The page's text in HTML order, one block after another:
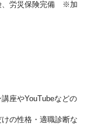
、労災保険完備 ※加
座やYouTubeなどの
の性格・適職診断な